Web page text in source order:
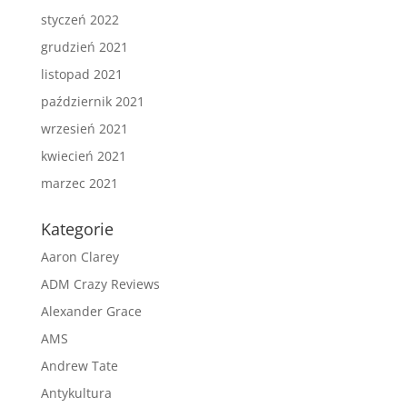
styczeń 2022
grudzień 2021
listopad 2021
październik 2021
wrzesień 2021
kwiecień 2021
marzec 2021
Kategorie
Aaron Clarey
ADM Crazy Reviews
Alexander Grace
AMS
Andrew Tate
Antykultura